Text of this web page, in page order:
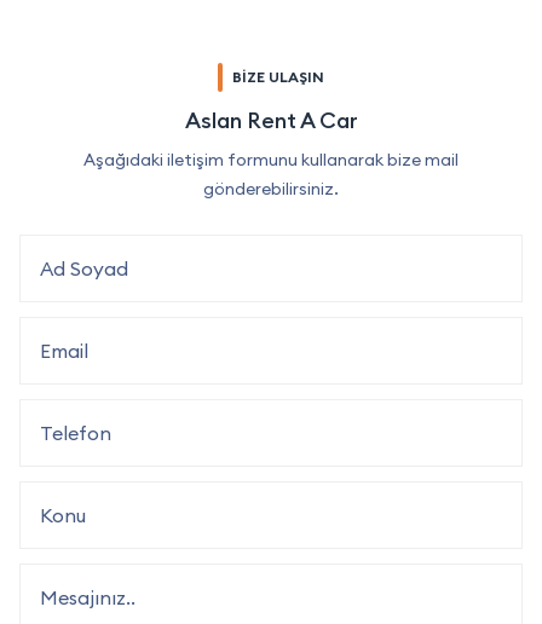
BİZE ULAŞIN
Aslan Rent A Car
Aşağıdaki iletişim formunu kullanarak bize mail
gönderebilirsiniz.